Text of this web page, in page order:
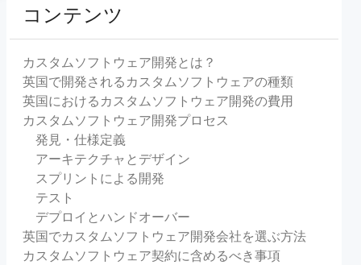
コンテンツ
カスタムソフトウェア開発とは？
英国で開発されるカスタムソフトウェアの種類
英国におけるカスタムソフトウェア開発の費用
カスタムソフトウェア開発プロセス
発見・仕様定義
アーキテクチャとデザイン
スプリントによる開発
テスト
デプロイとハンドオーバー
英国でカスタムソフトウェア開発会社を選ぶ方法
カスタムソフトウェア契約に含めるべき事項